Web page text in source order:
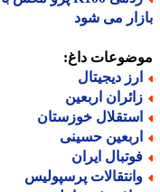
می شود
داغ:
دیجیتال
اربعین
خوزستان
حسینی
ایران
پرسپولیس